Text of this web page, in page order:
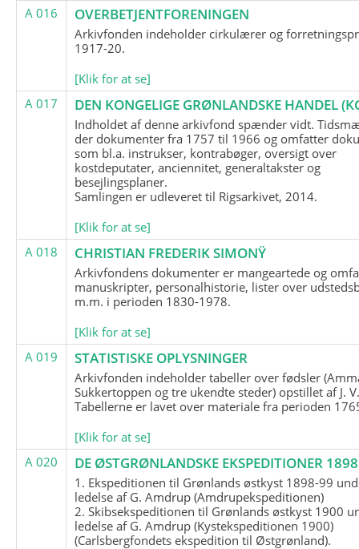
A 016 OVERBETJENTFORENINGEN
Arkivfonden indeholder cirkulærer og
1917-20.
[Klik for at se]
A 017
DEN KONGELIGE GRØNLANDSKE HANDEL
Indholdet af denne arkivfond spænder vidt.
der dokumenter fra 1757 til 1966 og omfatter
som bl.a. instrukser, kontrabøger, oversigt over
kostdeputater, anciennitet, generaltakster og
besejlingsplaner.
Samlingen er udleveret til Rigsarkivet, 2014.
[Klik for at se]
A 018
CHRISTIAN FREDERIK SIMONŸ
Arkivfondens dokumenter er mangeartede og
manuskripter, personalhistorie, lister over
m.m. i perioden 1830-1978.
[Klik for at se]
A 019
STATISTISKE OPLYSNINGER
Arkivfonden indeholder tabeller over fødsler
Sukkertoppen og tre ukendte steder) opstillet af J.
Tabellerne er lavet over materiale fra perioden
[Klik for at se]
A 020
DE ØSTGRØNLANDSKE EKSPEDITIONER
1. Ekspeditionen til Grønlands østkyst 1898-99
ledelse af G. Amdrup (Amdrupekspeditionen)
2. Skibsekspeditionen til Grønlands østkyst 1900
ledelse af G. Amdrup (Kystekspeditionen 1900)
(Carlsbergfondets ekspedition til Østgrønland).